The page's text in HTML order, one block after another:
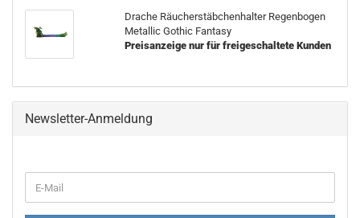
Drache Räucherstäbchenhalter Regenbogen
Metallic Gothic Fantasy
Preisanzeige nur für freigeschaltete Kunden
Newsletter-Anmeldung
ZUR
E-
Mail